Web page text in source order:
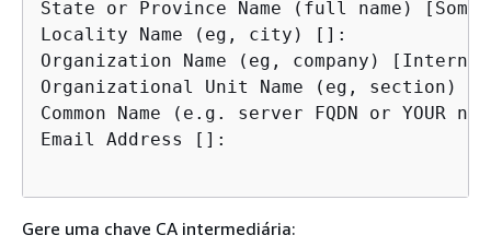
State or Province Name (full name)
Locality Name (eg, city) []:
Organization Name (eg, company)
Organizational Unit Name (eg, section)
Common Name (e.g. server FQDN or YOUR
Gere uma chave CA intermediária: